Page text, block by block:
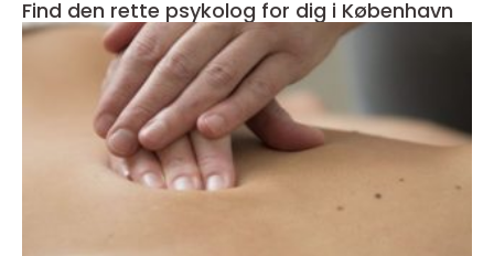
Find den rette psykolog for dig i København